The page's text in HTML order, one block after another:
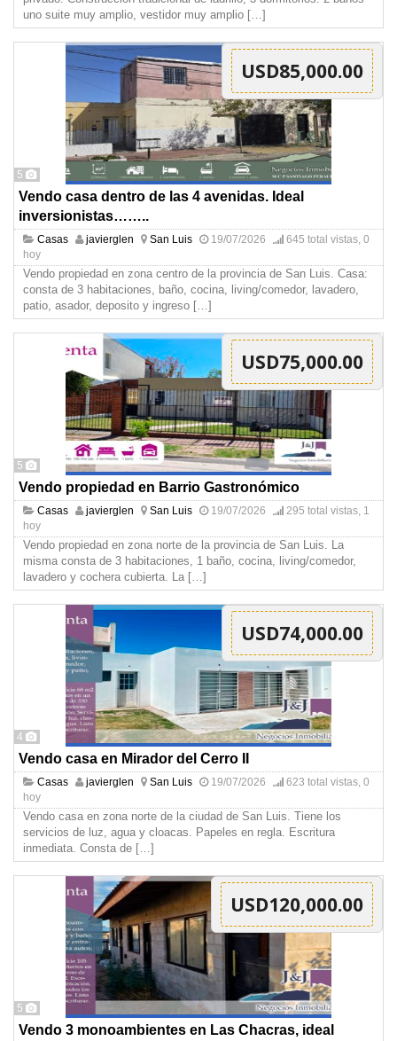
uno suite muy amplio, vestidor muy amplio […]
5
USD85,000.00
Vendo casa dentro de las 4 avenidas. Ideal
inversionistas……..
Casas javierglen San Luis 19/07/2026
645 total vistas, 0
hoy
Vendo propiedad en zona centro de la provincia de San Luis. Casa:
consta de 3 habitaciones, baño, cocina, living/comedor, lavadero,
patio, asador, deposito y ingreso […]
5
USD75,000.00
Vendo propiedad en Barrio Gastronómico
Casas javierglen San Luis 19/07/2026
295 total vistas, 1
hoy
Vendo propiedad en zona norte de la provincia de San Luis. La
misma consta de 3 habitaciones, 1 baño, cocina, living/comedor,
lavadero y cochera cubierta. La […]
4
USD74,000.00
Vendo casa en Mirador del Cerro II
Casas javierglen San Luis 19/07/2026
623 total vistas, 0
hoy
Vendo casa en zona norte de la ciudad de San Luis. Tiene los
servicios de luz, agua y cloacas. Papeles en regla. Escritura
inmediata. Consta de […]
5
USD120,000.00
Vendo 3 monoambientes en Las Chacras, ideal